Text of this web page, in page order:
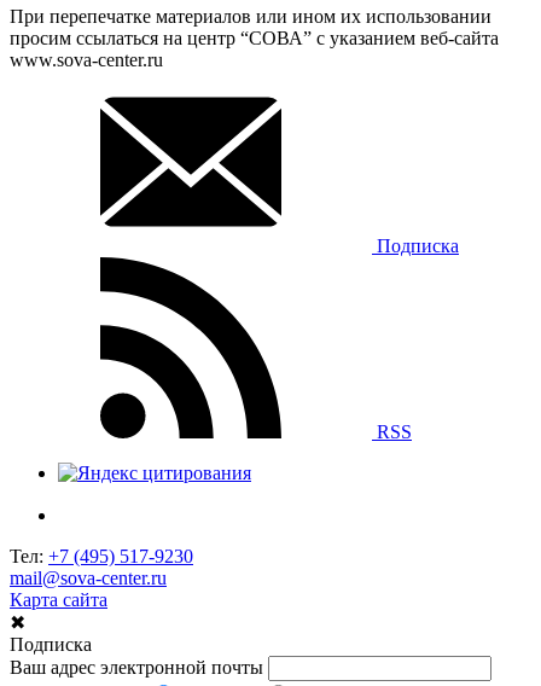
При перепечатке материалов или ином их использовании
просим ссылаться на центр “СОВА” с указанием веб-сайта
www.sova-center.ru
Подписка
RSS
Тел: +7 (495) 517-9230
mail@sova-center.ru
Карта сайта
✖
Подписка
Ваш адрес электронной почты